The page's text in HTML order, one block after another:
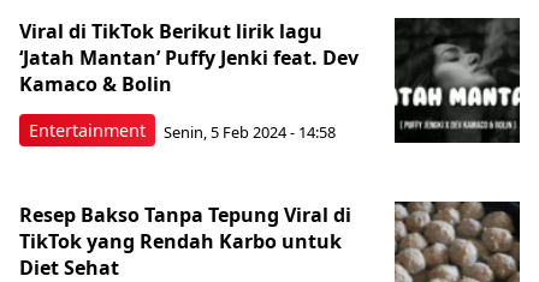
Entertainment
Viral di TikTok Berikut lirik lagu
‘Jatah Mantan’ Puffy Jenki feat. Dev
Kamaco & Bolin
Senin, 5 Feb 2024 - 14:58
Resep Bakso Tanpa Tepung Viral di
TikTok yang Rendah Karbo untuk
Diet Sehat